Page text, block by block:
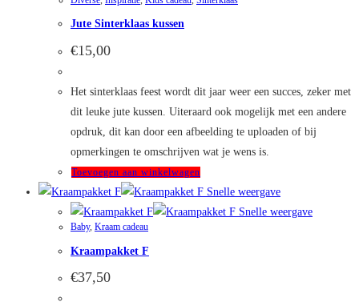
Jute Sinterklaas kussen
€15,00
Het sinterklaas feest wordt dit jaar weer een succes, zeker met
dit leuke jute kussen. Uiteraard ook mogelijk met een andere
opdruk, dit kan door een afbeelding te uploaden of bij
opmerkingen te omschrijven wat je wens is.
Toevoegen aan winkelwagen
Snelle weergave
Snelle weergave
Baby, Kraam cadeau
Kraampakket F
€37,50